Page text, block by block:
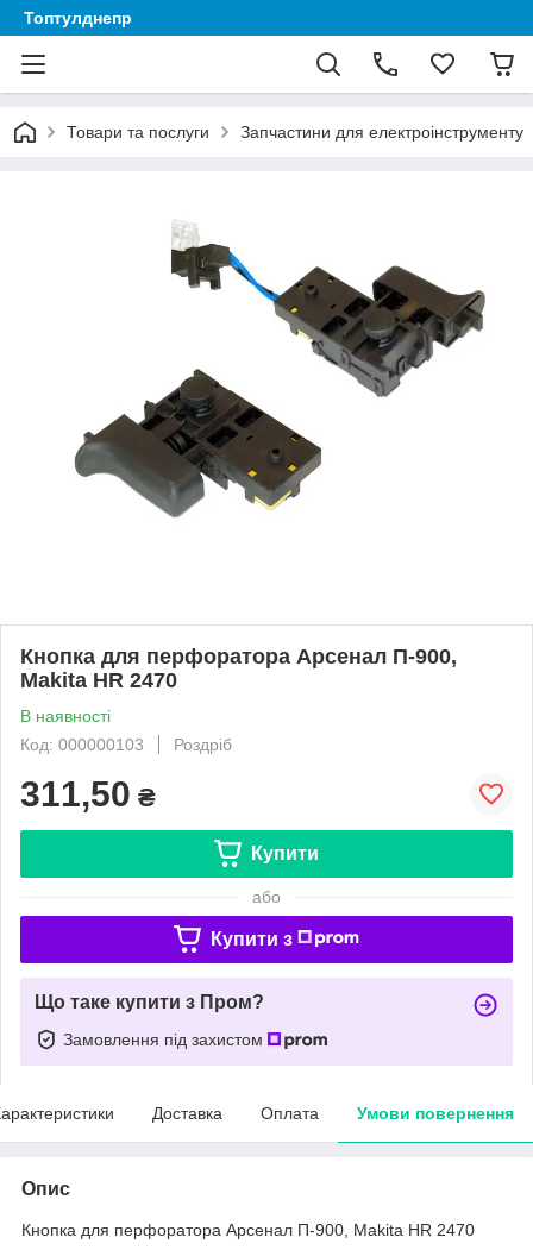
Топтулднепр
Товари та послуги Запчастини для електроінструменту
Кнопка для перфоратора Арсенал П-900,
Makita HR 2470
В наявності
Код: 000000103
Роздріб
311,50 ₴
Купити
або
Купити з
Що таке купити з Пром?
Замовлення під захистом
Доставка Оплата Умови повернення
Опис
Кнопка для перфоратора Арсенал П-900, Makita HR 2470